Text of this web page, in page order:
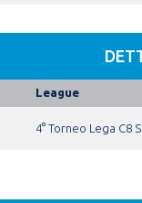
League
4° Torneo Lega C8